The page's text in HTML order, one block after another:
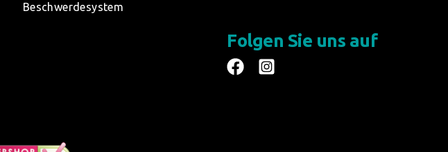
Beschwerdesystem
Folgen Sie uns auf